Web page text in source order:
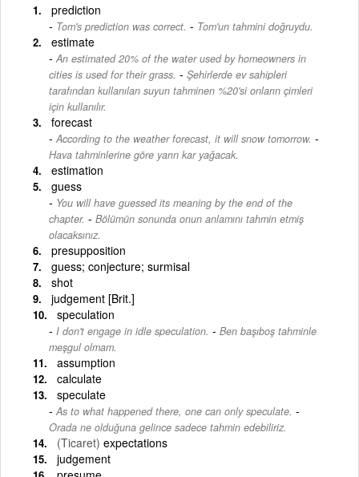
prediction
Tom's prediction was correct. - Tom'un tahmini doğruydu.
estimate
An estimated 20% of the water used by homeowners in
cities is used for their grass. - Şehirlerde ev sahipleri
tarafından kullanılan suyun tahminen %20'si onların çimleri
için kullanılır.
forecast
According to the weather forecast, it will snow tomorrow. -
Hava tahminlerine göre yarın kar yağacak.
estimation
guess
You will have guessed its meaning by the end of the
chapter. - Bölümün sonunda onun anlamını tahmin etmiş
olacaksınız.
presupposition
guess; conjecture; surmisal
shot
judgement [Brit.]
speculation
I don't engage in idle speculation. - Ben başıboş tahminle
meşgul olmam.
assumption
calculate
speculate
As to what happened there, one can only speculate. -
Orada ne olduğuna gelince sadece tahmin edebiliriz.
(Ticaret) expectations
judgement